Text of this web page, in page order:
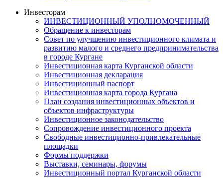
Инвесторам
ИНВЕСТИЦИОННЫЙ УПОЛНОМОЧЕННЫЙ
Обращение к инвесторам
Совет по улучшению инвестиционного климата и
развитию малого и среднего предпринимательства
в городе Кургане
Инвестиционная карта Курганской области
Инвестиционная декларация
Инвестиционный паспорт
Инвестиционная карта города Кургана
План создания инвестиционных объектов и
объектов инфраструктуры
Инвестиционное законодательство
Сопровождение инвестиционного проекта
Свободные инвестиционно-привлекательные
площадки
Формы поддержки
Выставки, семинары, форумы
Инвестиционный портал Курганской области